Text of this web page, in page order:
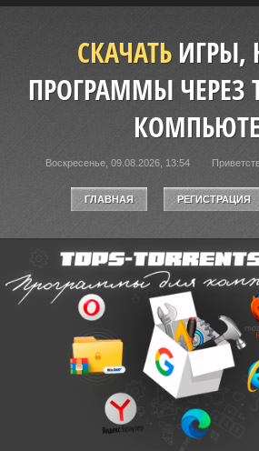
СКАЧАТЬИГРЫ,
ПРОГРАММЫ ЧЕРЕЗ
Воскресенье, 09.08.2026, 13:54
ГЛАВНАЯ РЕГИСТРАЦИЯ